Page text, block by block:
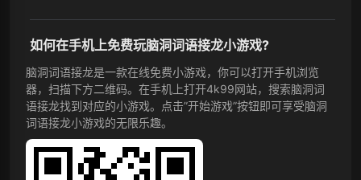
如何在手机上免费玩脑洞词语接龙小游戏?
脑洞词语接龙是一款在线免费小游戏，你可以打开手机浏览
器，扫描下方二维码。在手机上打开4k99网站，搜索脑洞词
语接龙找到对应的小游戏。点击”开始游戏”按钮即可享受脑洞
词语接龙小游戏的无限乐趣。